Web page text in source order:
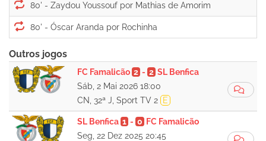
80' -
80' -
Outros jogos
FC Famalicão 2- 2 SL Benfica
Sáb, 2 Mai 2026 18:00
CN, 32ª J, Sport TV 2
E
SL Benfica 1- 0
FC Famalicão
Seg, 22 Dez 2025 20:45